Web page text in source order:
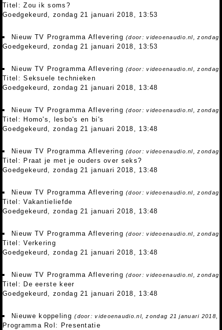
Titel: Zou ik soms?
Goedgekeurd, zondag 21 januari 2018, 13:53
Nieuw TV Programma Aflevering(door: videoenaudio.nl, zondag
Goedgekeurd, zondag 21 januari 2018, 13:53
Nieuw TV Programma Aflevering(door: videoenaudio.nl, zondag
Titel: Seksuele technieken
Goedgekeurd, zondag 21 januari 2018, 13:48
Nieuw TV Programma Aflevering(door: videoenaudio.nl, zondag
Titel: Homo's, lesbo's en bi's
Goedgekeurd, zondag 21 januari 2018, 13:48
Nieuw TV Programma Aflevering(door: videoenaudio.nl, zondag
Titel: Praat je met je ouders over seks?
Goedgekeurd, zondag 21 januari 2018, 13:48
Nieuw TV Programma Aflevering(door: videoenaudio.nl, zondag
Titel: Vakantieliefde
Goedgekeurd, zondag 21 januari 2018, 13:48
Nieuw TV Programma Aflevering(door: videoenaudio.nl, zondag
Titel: Verkering
Goedgekeurd, zondag 21 januari 2018, 13:48
Nieuw TV Programma Aflevering(door: videoenaudio.nl, zondag
Titel: De eerste keer
Goedgekeurd, zondag 21 januari 2018, 13:48
Nieuwe koppeling(door: videoenaudio.nl, zondag 21 januari 2018,
Programma Rol: Presentatie